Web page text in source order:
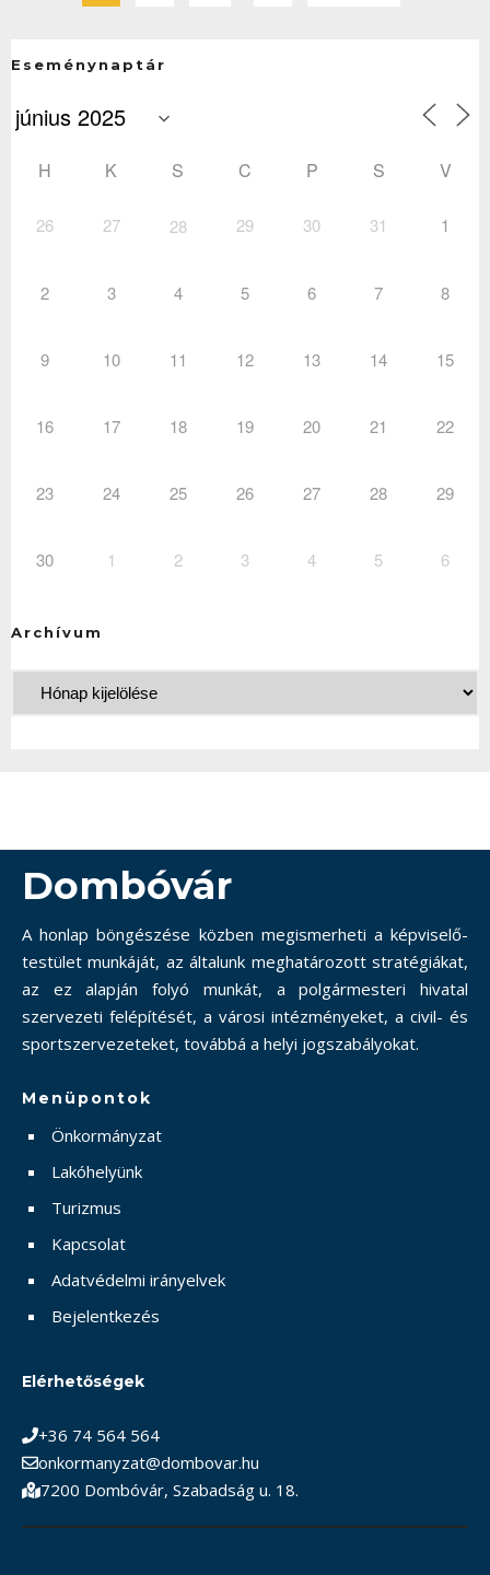
Eseménynaptár
H K S C P S V
26 27 28 29 30 31 1
2 3 4 5 6 7 8
9 10 11 12 13 14 15
16 17 18 19 20 21 22
23 24 25 26 27 28 29
30 1 2 3 4 5 6
Archívum
Dombóvár
A honlap böngészése közben megismerheti a képviselő-
testület munkáját, az általunk meghatározott stratégiákat,
az ez alapján folyó munkát, a polgármesteri hivatal
szervezeti felépítését, a városi intézményeket, a civil- és
sportszervezeteket, továbbá a helyi jogszabályokat.
Menüpontok
Önkormányzat
Lakóhelyünk
Turizmus
Kapcsolat
Adatvédelmi irányelvek
Bejelentkezés
Elérhetőségek
+36 74 564 564
onkormanyzat@dombovar.hu
7200 Dombóvár, Szabadság u. 18.